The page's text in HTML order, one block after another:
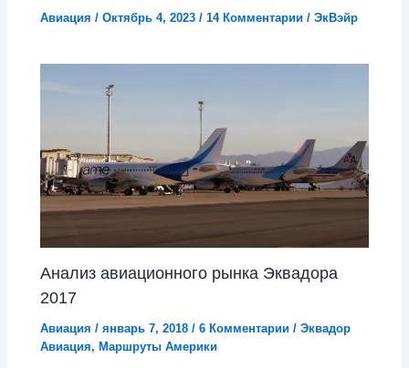
Авиация /Октябрь 4, 2023/14 Комментарии /ЭкВэйр
Анализ авиационного рынка Эквадора
2017
Авиация /январь 7, 2018/6 Комментарии /Эквадор
Авиация, Маршруты Америки